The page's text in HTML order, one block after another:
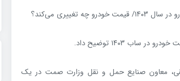
می‌کند؟
۱۴۰۳ توضیح داد.
معاون صنایع حمل و نقل وزارت صمت در یک